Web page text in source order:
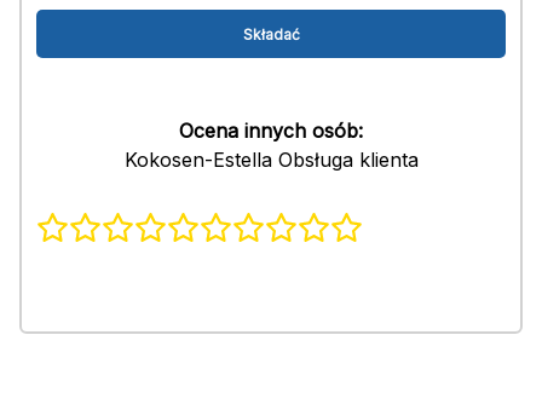
Ocena innych osób:
Kokosen-Estella Obsługa klienta